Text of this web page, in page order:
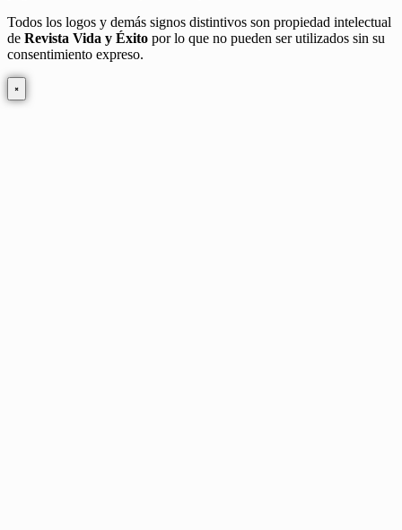
Todos los logos y demás signos distintivos son propiedad intelectual
de Revista Vida y Éxito por lo que no pueden ser utilizados sin su
consentimiento expreso.
×